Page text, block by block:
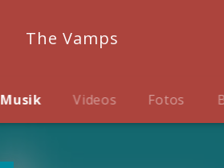
The Vamps
Musik Videos Fotos